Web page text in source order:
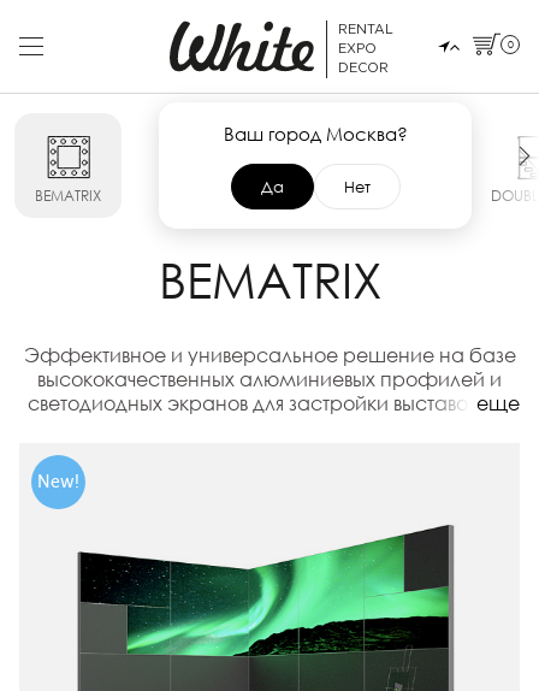
RENTAL
EXPO
DECOR
Ваш город Москва?
Да Нет
0
BEMATRIX SMART MAXIMA
BEMATRIX
еще
Эффективное и универсальное решение на базе
высококачественных алюминиевых профилей и
светодиодных экранов для застройки выставочных
New!